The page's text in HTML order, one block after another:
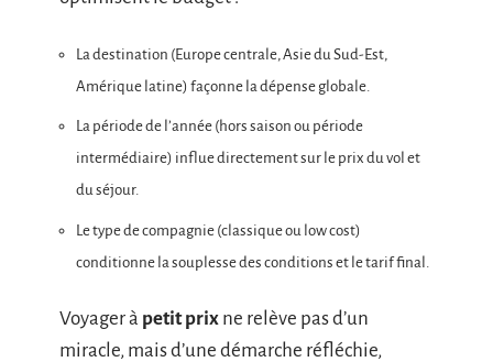
La destination (Europe centrale, Asie du Sud-Est,
Amérique latine) façonne la dépense globale.
La période de l’année (hors saison ou période
intermédiaire) influe directement sur le prix du vol et
du séjour.
Le type de compagnie (classique ou low cost)
conditionne la souplesse des conditions et le tarif final.
Voyager à petit prix ne relève pas d’un
miracle, mais d’une démarche réfléchie,